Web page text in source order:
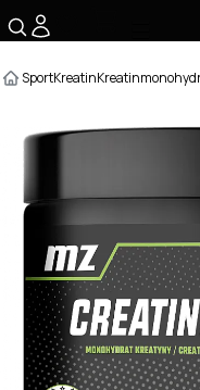
SportKreatin